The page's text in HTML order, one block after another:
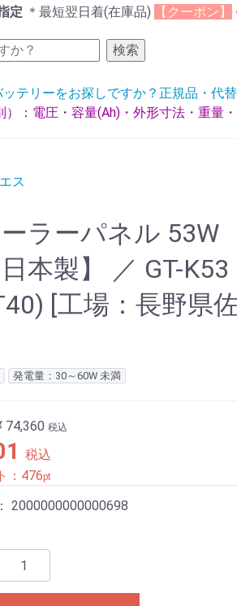
定 ＊最短翌日着(在庫品) 【クーポン】
検索
テリーをお探しですか？正規品・代
：電圧・容量(Ah)・外形寸法・重量
ス
ラーパネル 53W
本製】 ／ GT-K53
[工場：長野県
発電量：30～60W 未満
74,360 税込
税込
： 476pt
2000000000000698